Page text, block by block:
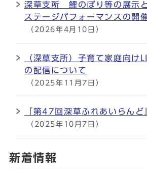
深草支所 鯉のぼり等の展示
ステージパフォーマンスの開
（2026年4月10日）
（深草支所）子育て家庭向け
の配信について
（2025年11月7日）
「第47回深草ふれあいらんど
（2025年10月7日）
新着情報